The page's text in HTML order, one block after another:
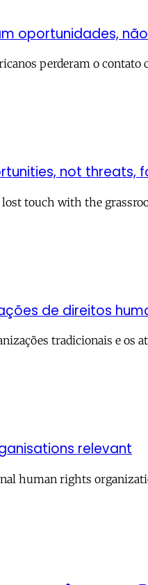
oportunidades,
perderam o
not threats,
touch with the
de direitos
tradicionais e
relevant
human rights